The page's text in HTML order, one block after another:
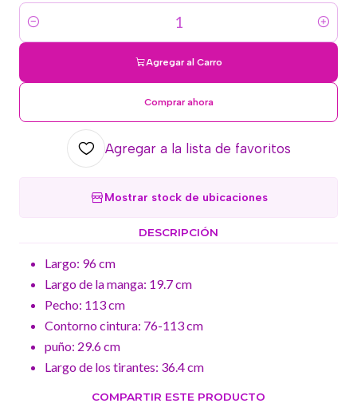
Cantidad
Agregar al Carro
Comprar ahora
Agregar a la lista de favoritos
Mostrar stock de ubicaciones
DESCRIPCIÓN
Largo: 96 cm
Largo de la manga: 19.7 cm
Pecho: 113 cm
Contorno cintura: 76-113 cm
puño: 29.6 cm
Largo de los tirantes: 36.4 cm
COMPARTIR ESTE PRODUCTO